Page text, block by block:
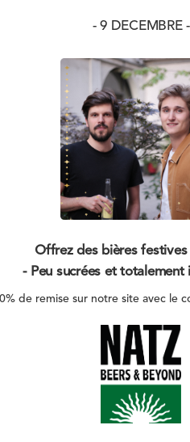
- 9 DECEMBRE -
Offrez des bières festives
- Peu sucrées et totalement
de remise sur notre site avec le